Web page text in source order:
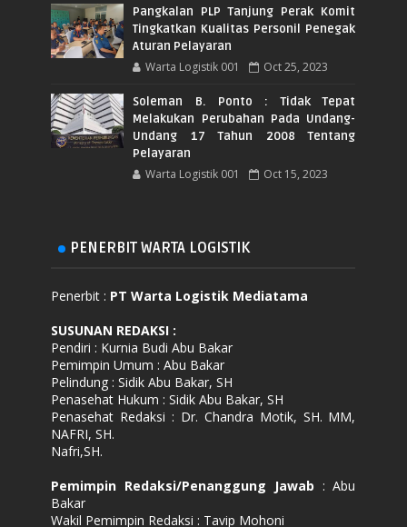
Pangkalan PLP Tanjung Perak Komit
Tingkatkan Kualitas Personil Penegak
Aturan Pelayaran
Warta Logistik 001 Oct 25, 2023
Soleman B. Ponto : Tidak Tepat
Melakukan Perubahan Pada Undang-
Undang 17 Tahun 2008 Tentang
Pelayaran
Warta Logistik 001 Oct 15, 2023
PENERBIT WARTA LOGISTIK
Penerbit : PT Warta Logistik Mediatama
SUSUNAN REDAKSI :
Pendiri : Kurnia Budi Abu Bakar
Pemimpin Umum : Abu Bakar
Pelindung : Sidik Abu Bakar, SH
Penasehat Hukum : Sidik Abu Bakar, SH
Penasehat Redaksi : Dr. Chandra Motik, SH. MM,
NAFRI, SH.
Nafri,SH.
Pemimpin Redaksi/Penanggung Jawab : Abu
Bakar
Wakil Pemimpin Redaksi : Tavip Mohoni